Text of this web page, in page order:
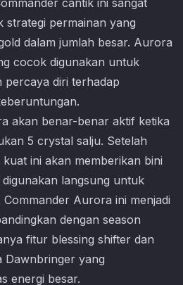
cantik ini sangat
permainan yang
dalam jumlah besar. Aurora
cocok digunakan untuk
percaya diri terhadap
akan benar-benar aktif ketika
5 crystal salju. Setelah
ini akan memberikan bini
langsung untuk
Aurora ini menjadi
dengan season
fitur blessing shifter dan
Dawnbringer yang
energi besar.